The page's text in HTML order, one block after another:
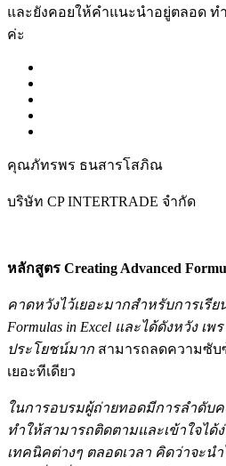
และยังคอยให้คำแนะนำอยู่ตลอด ท
ค่ะ
คุณภัทรพร ธนสารโสภิณ
บริษัท CP INTERTRADE จำกัด
หลักสูตร Creating Advanced
คาดหวังไว้เยอะมากสำหรับการเรียน
Formulas in Excel และได้ดังหวัง เ
ประโยชน์มาก สามารถลดความซั
เยอะทีเดียว
ในการอบรมผู้ถ่ายทอดมีการลำดับ
ทำให้สามารถติดตามและเข้าใจไ
เทคนิคต่างๆ ตลอดเวลา คิดว่าจะน